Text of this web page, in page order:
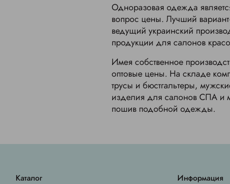
Одноразовая одежда
вопрос цены. Лучший
ведущий украинский
продукции для салонов
Имея собственное
оптовые цены. На складе
трусы и бюстгальтеры,
изделия для салонов СПА и
пошив подобной одежды.
Каталог Информация